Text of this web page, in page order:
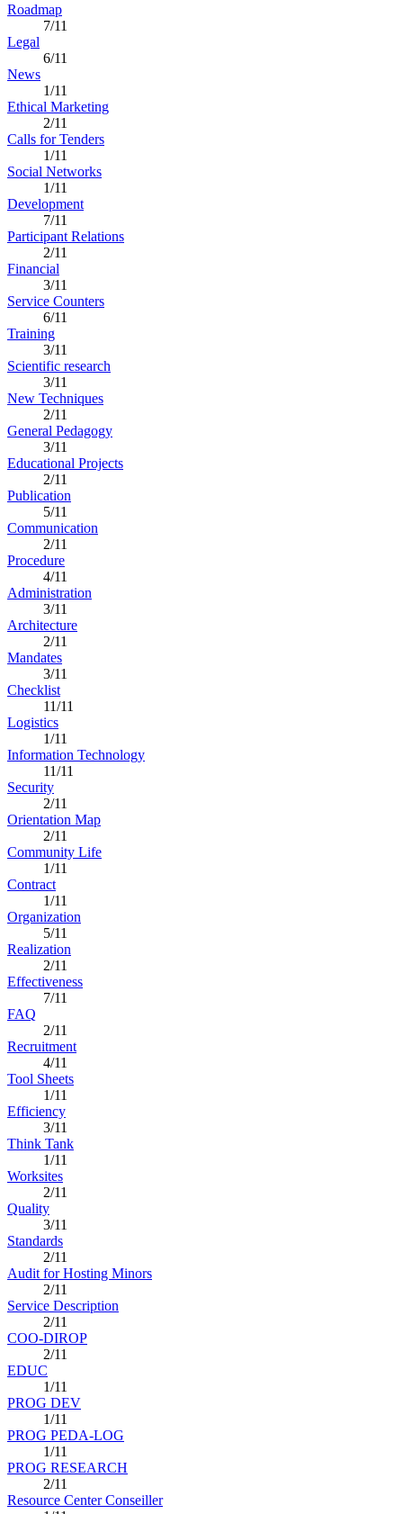
Roadmap
7/11
Legal
6/11
News
1/11
Ethical Marketing
2/11
Calls for Tenders
1/11
Social Networks
1/11
Development
7/11
Participant Relations
2/11
Financial
3/11
Service Counters
6/11
Training
3/11
Scientific research
3/11
New Techniques
2/11
General Pedagogy
3/11
Educational Projects
2/11
Publication
5/11
Communication
2/11
Procedure
4/11
Administration
3/11
Architecture
2/11
Mandates
3/11
Checklist
11/11
Logistics
1/11
Information Technology
11/11
Security
2/11
Orientation Map
2/11
Community Life
1/11
Contract
1/11
Organization
5/11
Realization
2/11
Effectiveness
7/11
FAQ
2/11
Recruitment
4/11
Tool Sheets
1/11
Efficiency
3/11
Think Tank
1/11
Worksites
2/11
Quality
3/11
Standards
2/11
Audit for Hosting Minors
2/11
Service Description
2/11
COO-DIROP
2/11
EDUC
1/11
PROG DEV
1/11
PROG PEDA-LOG
1/11
PROG RESEARCH
2/11
Resource Center Conseiller